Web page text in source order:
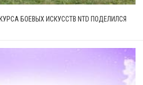
БОЕВЫХ ИСКУССТВ NTD ПОДЕЛИЛСЯ